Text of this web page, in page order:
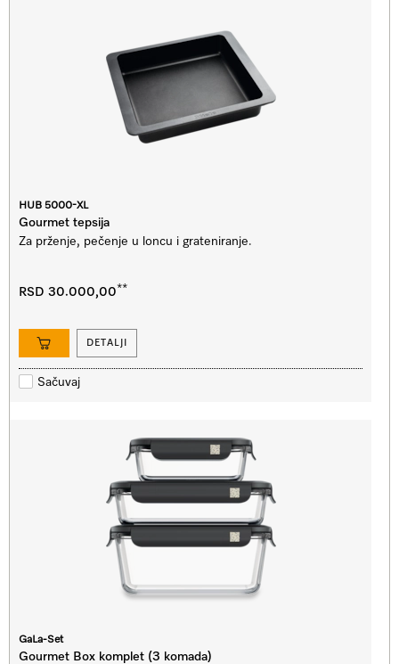
HUB 5000-XL
Gourmet tepsija
Za prženje, pečenje u loncu i grateniranje.
RSD 30.000,00**
DETALJI
Sačuvaj
GaLa-Set
Gourmet Box komplet (3 komada)